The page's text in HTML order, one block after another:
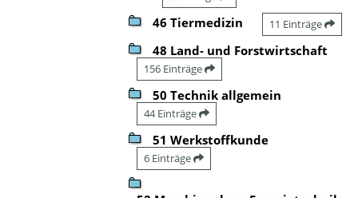
46 Tiermedizin 11 Einträge
48 Land- und Forstwirtschaft
156 Einträge
50 Technik allgemein
44 Einträge
51 Werkstoffkunde
6 Einträge